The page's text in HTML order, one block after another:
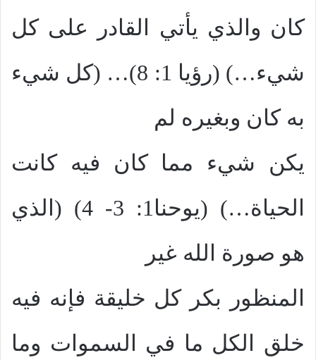
كان والذي يأتي القادر على كل
شيء…) (رؤيا 1: 8)… (كل شيء
به كان وبغيره لم
يكن شيء مما كان فيه كانت
الحياة…) (يوحنا1: 3- 4) (الذي
هو صورة الله غير
المنظور بكر كل خليقة فإنه فيه
خلق الكل ما في السموات وما